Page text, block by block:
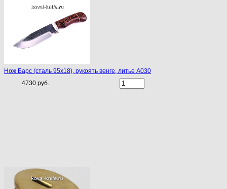
Нож Барс (сталь 95х18), рукоять венге, литье A030
4730 руб.